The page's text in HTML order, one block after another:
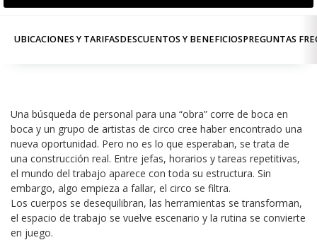
UBICACIONES Y TARIFASDESCUENTOS Y BENEFICIOSPREGUNTAS
Una búsqueda de personal para una “obra” corre de boca en
boca y un grupo de artistas de circo cree haber encontrado una
nueva oportunidad. Pero no es lo que esperaban, se trata de
una construcción real. Entre jefas, horarios y tareas repetitivas,
el mundo del trabajo aparece con toda su estructura. Sin
embargo, algo empieza a fallar, el circo se filtra.
Los cuerpos se desequilibran, las herramientas se transforman,
el espacio de trabajo se vuelve escenario y la rutina se convierte
en juego.